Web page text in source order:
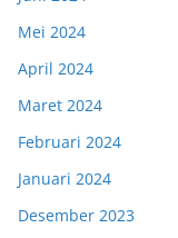
Mei 2024
April 2024
Maret 2024
Februari 2024
Januari 2024
Desember 2023